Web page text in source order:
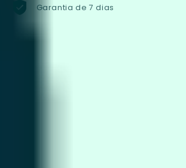
Garantia de 7 dias